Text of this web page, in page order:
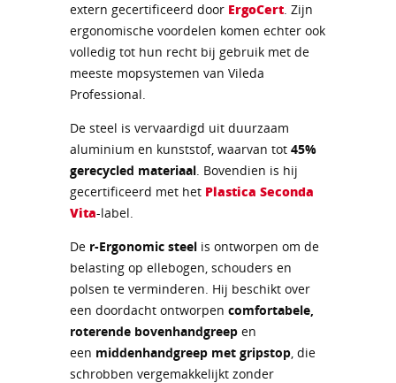
extern gecertificeerd door ErgoCert. Zijn
ergonomische voordelen komen echter ook
volledig tot hun recht bij gebruik met de
meeste mopsystemen van Vileda
Professional.
De steel is vervaardigd uit duurzaam
aluminium en kunststof, waarvan tot 45%
gerecycled materiaal. Bovendien is hij
gecertificeerd met het Plastica Seconda
Vita-label.
De r-Ergonomic steel is ontworpen om de
belasting op ellebogen, schouders en
polsen te verminderen. Hij beschikt over
een doordacht ontworpen comfortabele,
roterende bovenhandgreep en
een middenhandgreep met gripstop, die
schrobben vergemakkelijkt zonder